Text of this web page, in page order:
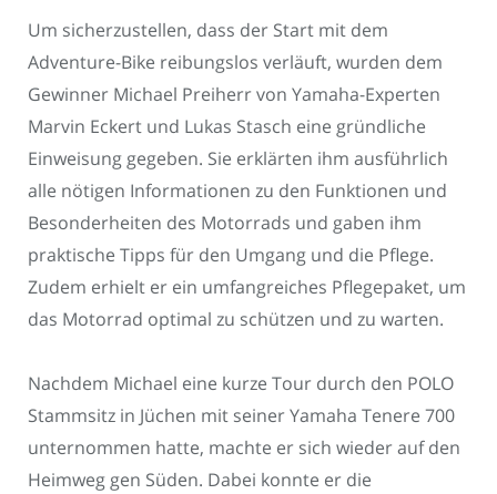
Um sicherzustellen, dass der Start mit dem
Adventure-Bike reibungslos verläuft, wurden dem
Gewinner Michael Preiherr von Yamaha-Experten
Marvin Eckert und Lukas Stasch eine gründliche
Einweisung gegeben. Sie erklärten ihm ausführlich
alle nötigen Informationen zu den Funktionen und
Besonderheiten des Motorrads und gaben ihm
praktische Tipps für den Umgang und die Pflege.
Zudem erhielt er ein umfangreiches Pflegepaket, um
das Motorrad optimal zu schützen und zu warten.
Nachdem Michael eine kurze Tour durch den POLO
Stammsitz in Jüchen mit seiner Yamaha Tenere 700
unternommen hatte, machte er sich wieder auf den
Heimweg gen Süden. Dabei konnte er die